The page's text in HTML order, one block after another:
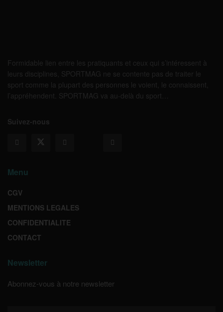
Formidable lien entre les pratiquants et ceux qui s’intéressent à
leurs disciplines, SPORTMAG ne se contente pas de traiter le
sport comme la plupart des personnes le voient, le connaissent,
l’appréhendent. SPORTMAG va au-delà du sport…
Suivez-nous
Menu
CGV
MENTIONS LEGALES
CONFIDENTIALITE
CONTACT
Newsletter
Abonnez-vous à notre newsletter